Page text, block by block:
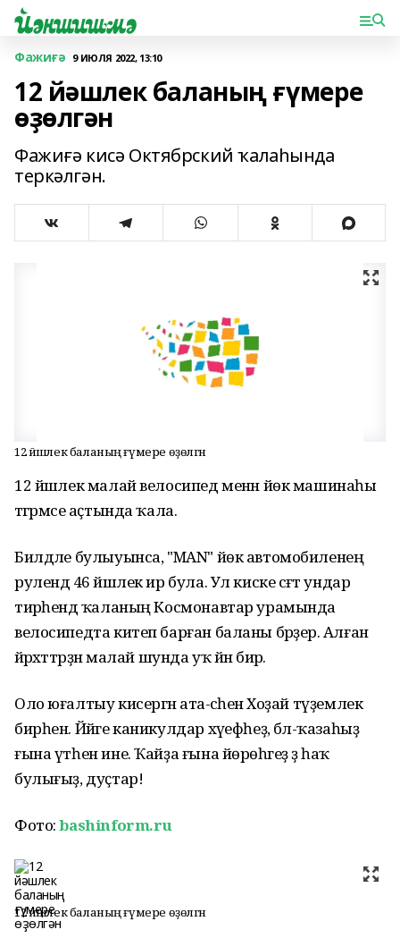
Фажиғә 9 ИЮЛЯ 2022, 13:10
12 йәшлек баланың ғүмере
өҙөлгән
Фажиғә кисә Октябрский ҡалаһында
теркәлгән.
12 йәшлек баланың ғүмере өҙөлгән
12 йәшлек малай велосипед менән йөк машинаһы
тәгәрмәсе аҫтында ҡала.
Билдәле булыуынса, "MAN" йөк автомобиленең
рулендә 46 йәшлек ир була. Ул киске сәғәт ундар
тирәһендә ҡаланың Космонавтар урамында
велосипедта китеп барған баланы бәрҙерә. Алған
йәрәхәттәрҙән малай шунда уҡ йән бирә.
Оло юғалтыу кисергән ата-әсәһенә Хоҙай түҙемлек
бирһен. Йәйге каникулдар хәүефһеҙ, бәлә-ҡазаһыҙ
ғына үтһен ине. Ҡайҙа ғына йөрөһәгеҙ ҙә һаҡ
булығыҙ, дуҫтар!
Фото:bashinform.ru
12 йәшлек баланың ғүмере өҙөлгән